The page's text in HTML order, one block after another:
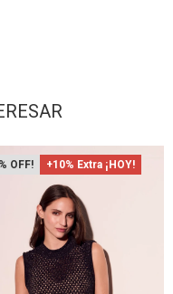
+10% Extra ¡HOY!